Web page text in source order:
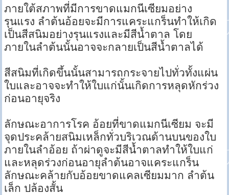
ภายใต้สภาพที่มีการขาดแมกนีเซียมอย่าง
รุนแรง ลำต้นอ้อยจะมีการแคระแกร็นทำให้เกิด
เป็นสีสนิมอย่างรุนแรงและมีสีน้ำตาล โดย
ภายในลำต้นนั้นอาจจะกลายเป็นสีน้ำตาลได้
สีสนิมที่เกิดขึ้นนั้นสามารถกระจายไปทั่วทั้งแผ่น
ใบและอาจจะทำให้ใบแก่นั้นเกิดการหลุดหักร่วง
ก่อนอายุจริง
ลักษณะอาการโรค อ้อยที่ขาดแมกนีเซียม จะมี
จุดประคล้ายสนิมเหล็กทั่วบริเวณด้านบนของใบ
ภายในลำอ้อย ถ้าผ่าดูจะมีสีน้ำตาลทำให้ใบแก่
และหลุดร่วงก่อนอายุลำต้นอาจแคระแกร็น
ลักษณะคล้ายกับอ้อยขาดแคลเซียมมาก ลำต้น
เล็ก ปล้องสั้น